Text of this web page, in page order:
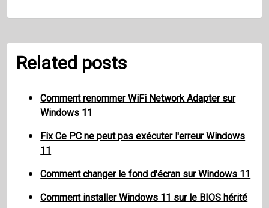
Related posts
Comment renommer WiFi Network Adapter sur
Windows 11
Fix Ce PC ne peut pas exécuter l'erreur Windows
11
Comment changer le fond d'écran sur Windows 11
Comment installer Windows 11 sur le BIOS hérité